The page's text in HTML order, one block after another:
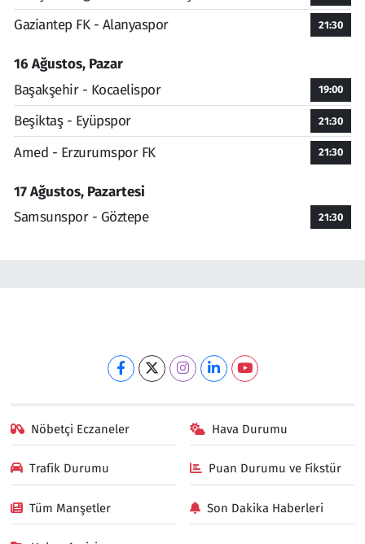
Gaziantep FK - Alanyaspor 21:30
16 Ağustos, Pazar
Başakşehir - Kocaelispor
19:00
Beşiktaş - Eyüpspor 21:30
Amed - Erzurumspor FK 21:30
17 Ağustos, Pazartesi
Samsunspor - Göztepe
21:30
Nöbetçi Eczaneler Hava Durumu
Trafik Durumu Puan Durumu ve Fikstür
Tüm Manşetler Son Dakika Haberleri